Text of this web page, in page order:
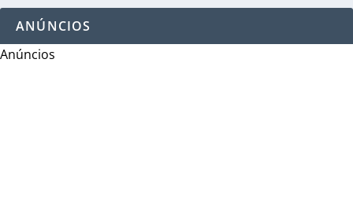
ANÚNCIOS
Anúncios